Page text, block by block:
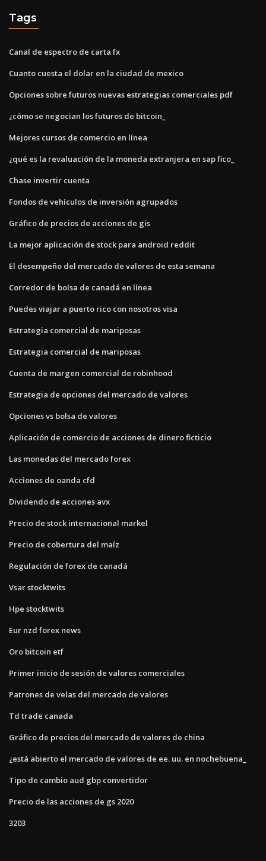
Tags
Canal de espectro de carta fx
Cuanto cuesta el dolar en la ciudad de mexico
Opciones sobre futuros nuevas estrategias comerciales pdf
¿cómo se negocian los futuros de bitcoin_
Mejores cursos de comercio en línea
¿qué es la revaluación de la moneda extranjera en sap fico_
Chase invertir cuenta
Fondos de vehículos de inversión agrupados
Gráfico de precios de acciones de gis
La mejor aplicación de stock para android reddit
El desempeño del mercado de valores de esta semana
Corredor de bolsa de canadá en línea
Puedes viajar a puerto rico con nosotros visa
Estrategia comercial de mariposas
Estrategia comercial de mariposas
Cuenta de margen comercial de robinhood
Estrategia de opciones del mercado de valores
Opciones vs bolsa de valores
Aplicación de comercio de acciones de dinero ficticio
Las monedas del mercado forex
Acciones de oanda cfd
Dividendo de acciones avx
Precio de stock internacional markel
Precio de cobertura del maíz
Regulación de forex de canadá
Vsar stocktwits
Hpe stocktwits
Eur nzd forex news
Oro bitcoin etf
Primer inicio de sesión de valores comerciales
Patrones de velas del mercado de valores
Td trade canada
Gráfico de precios del mercado de valores de china
¿está abierto el mercado de valores de ee. uu. en nochebuena_
Tipo de cambio aud gbp convertidor
Precio de las acciones de gs 2020
3203